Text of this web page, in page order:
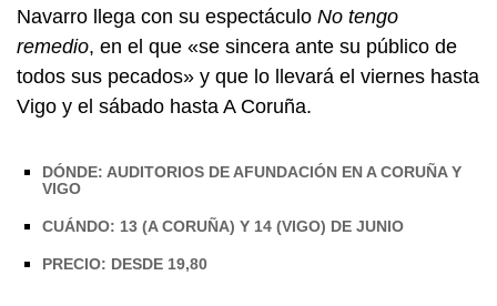
Navarro llega con su espectáculo No tengo
remedio, en el que «se sincera ante su público de
todos sus pecados» y que lo llevará el viernes hasta
Vigo y el sábado hasta A Coruña.
DÓNDE: AUDITORIOS DE AFUNDACIÓN EN A CORUÑA Y
VIGO
CUÁNDO: 13 (A CORUÑA) Y 14 (VIGO) DE JUNIO
PRECIO: DESDE 19,80